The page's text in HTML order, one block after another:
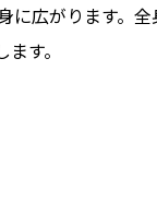
広がります。
す。